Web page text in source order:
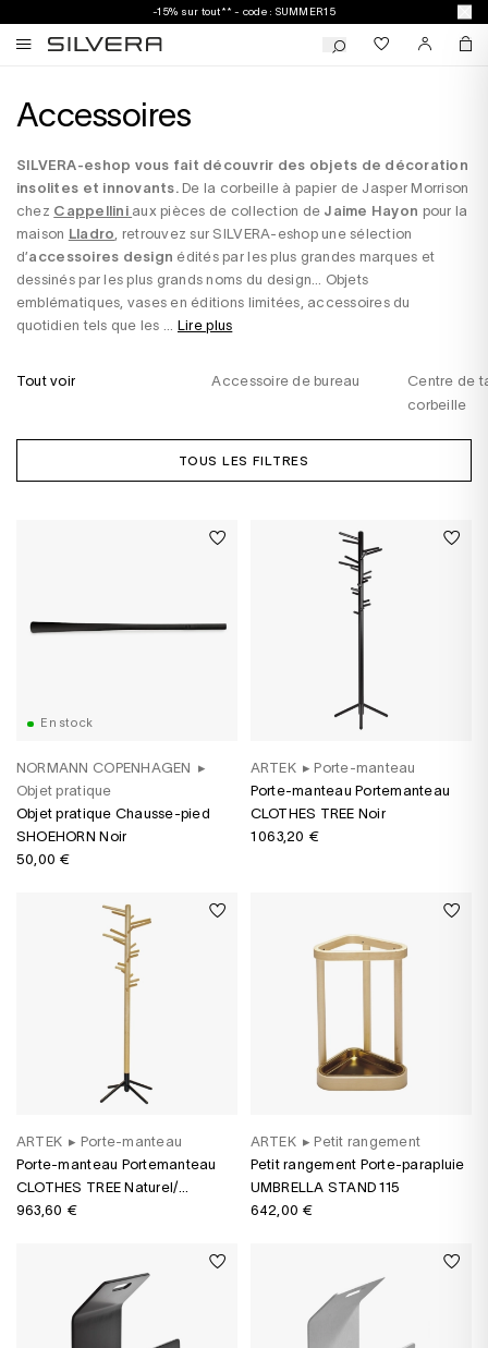
-15% sur tout** - code : SUMMER15
Accessoires
SILVERA-eshop vous fait découvrir des objets de décoration
insolites et innovants.De la corbeille à papier de Jasper Morrison
chez Cappellini aux pièces de collection de Jaime Hayon pour la
maison Lladro , retrouvez sur SILVERA-eshop une sélection
d’accessoires design édités par les plus grandes marques et
dessinés par les plus grands noms du design… Objets
emblématiques, vases en éditions limitées, accessoires du
quotidien tels que les ... Lire plus
Tout voir Accessoire de bureau
Centre de
corbeille
TOUS LES FILTRES
En stock
NORMANN COPENHAGEN ▸
Objet pratique
Objet pratique Chausse-pied
SHOEHORN Noir
50,00 €
ARTEK ▸ Porte-manteau
Porte-manteau Portemanteau
CLOTHES TREE Noir
1 063,20 €
ARTEK ▸ Porte-manteau
Porte-manteau Portemanteau
CLOTHES TREE Naturel/
piètement noir
963,60 €
ARTEK ▸ Petit rangement
Petit rangement Porte-parapluie
UMBRELLA STAND 115
642,00 €